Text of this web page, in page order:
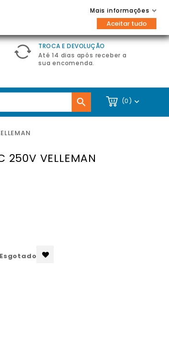
Entrar / Registar
TROCA E DEVOLUÇÃO
Até 14 dias após receber a
sua encomenda.
(0) 

250V VELLEMAN
Esgotado
Mais informações
Aceitar tudo